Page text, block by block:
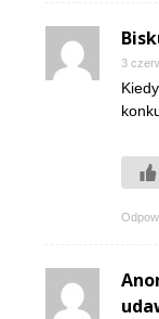
3